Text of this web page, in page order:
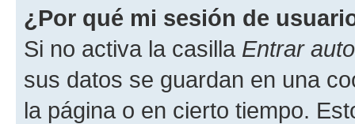
¿Por qué mi sesión de
Si no activa la casilla Entrar
sus datos se guardan en una
la página o en cierto tiempo.